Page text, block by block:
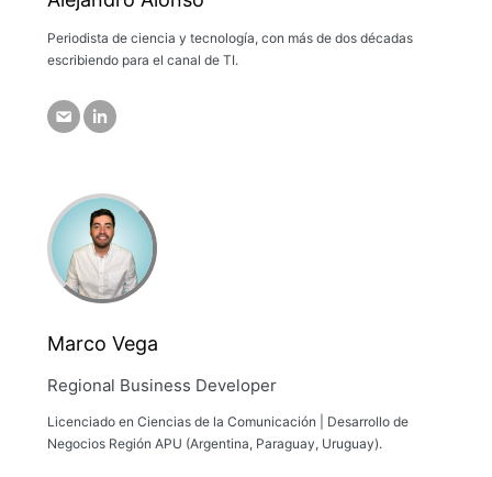
Periodista de ciencia y tecnología, con más de dos décadas
escribiendo para el canal de TI.
Marco Vega
Regional Business Developer
Licenciado en Ciencias de la Comunicación | Desarrollo de
Negocios Región APU (Argentina, Paraguay, Uruguay).